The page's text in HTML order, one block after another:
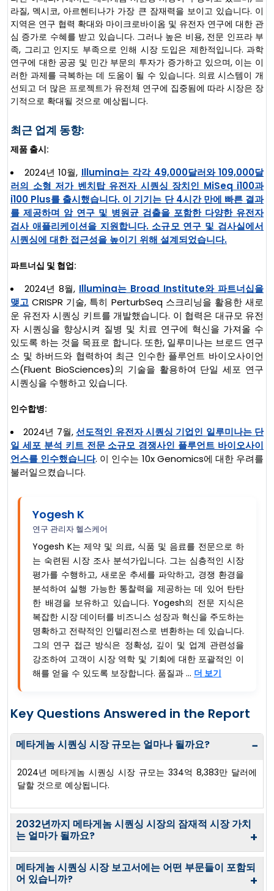
라질, 멕시코, 아르헨티나가 가장 큰 잠재력을 보이고 있습니다. 이
지역은 연구 협력 확대와 마이크로바이옴 및 유전자 연구에 대한 관
심 증가로 수혜를 받고 있습니다. 그러나 높은 비용, 전문 인프라 부
족, 그리고 인지도 부족으로 인해 시장 도입은 제한적입니다. 과학
연구에 대한 공공 및 민간 부문의 투자가 증가하고 있으며, 이는 이
러한 과제를 극복하는 데 도움이 될 수 있습니다. 의료 시스템이 개
선되고 더 많은 프로젝트가 유전체 연구에 집중됨에 따라 시장은 장
기적으로 확대될 것으로 예상됩니다.
최근 업계 동향:
제품 출시:
2024년 10월, Illumina는 각각 49,000달러와 109,000달
러의 소형 저가 벤치탑 유전자 시퀀싱 장치인 MiSeq i100과
i100 Plus를 출시했습니다. 이 기기는 단 4시간 만에 빠른 결과
를 제공하며 암 연구 및 병원균 검출을 포함한 다양한 유전자
검사 애플리케이션을 지원합니다. 소규모 연구 및 검사실에서
시퀀싱에 대한 접근성을 높이기 위해 설계되었습니다.
파트너십 및 협업:
2024년 8월, Illumina는 Broad Institute와 파트너십을
맺고 CRISPR 기술, 특히 PerturbSeq 스크리닝을 활용한 새로
운 유전자 시퀀싱 키트를 개발했습니다. 이 협력은 대규모 유전
자 시퀀싱을 향상시켜 질병 및 치료 연구에 혁신을 가져올 수
있도록 하는 것을 목표로 합니다. 또한, 일루미나는 브로드 연구
소 및 하버드와 협력하여 최근 인수한 플루언트 바이오사이언
스(Fluent BioSciences)의 기술을 활용하여 단일 세포 연구
시퀀싱을 수행하고 있습니다.
인수합병:
2024년 7월,선도적인 유전자 시퀀싱 기업인 일루미나는 단
일 세포 분석 키트 전문 소규모 경쟁사인 플루언트 바이오사이
언스를 인수했습니다. 이 인수는 10x Genomics에 대한 우려를
불러일으켰습니다.
Yogesh K
연구 관리자 헬스케어
Yogesh K는 제약 및 의료, 식품 및 음료를 전문으로 하
는 숙련된 시장 조사 분석가입니다. 그는 심층적인 시장
평가를 수행하고, 새로운 추세를 파악하고, 경쟁 환경을
분석하여 실행 가능한 통찰력을 제공하는 데 있어 탄탄
한 배경을 보유하고 있습니다. Yogesh의 전문 지식은
복잡한 시장 데이터를 비즈니스 성장과 혁신을 주도하는
명확하고 전략적인 인텔리전스로 변환하는 데 있습니다.
그의 연구 접근 방식은 정확성, 깊이 및 업계 관련성을
강조하여 고객이 시장 역학 및 기회에 대한 포괄적인 이
해를 얻을 수 있도록 보장합니다. 품질과 ... 더 보기
Key Questions Answered in the Report
메타게놈 시퀀싱 시장 규모는 얼마나 될까요? −
2024년 메타게놈 시퀀싱 시장 규모는 334억 8,383만 달러에
달할 것으로 예상됩니다.
2032년까지 메타게놈 시퀀싱 시장의 잠재적 시장 가치
는 얼마가 될까요?
+
메타게놈 시퀀싱 시장 보고서에는 어떤 부문들이 포함되
어 있습니까?
+